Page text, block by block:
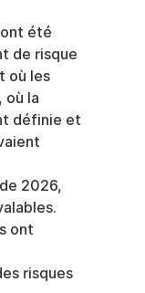
été
de risque
où les
où la
définie et
2026,
ont
risques